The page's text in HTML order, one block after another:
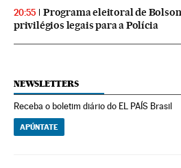
20:55
Programa eleitoral de
privilégios legais para a Polícia
NEWSLETTERS
Receba o boletim diário do EL PAÍS Brasil
APÚNTATE